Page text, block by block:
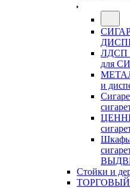
ЛДСП
для
и
Стойки и